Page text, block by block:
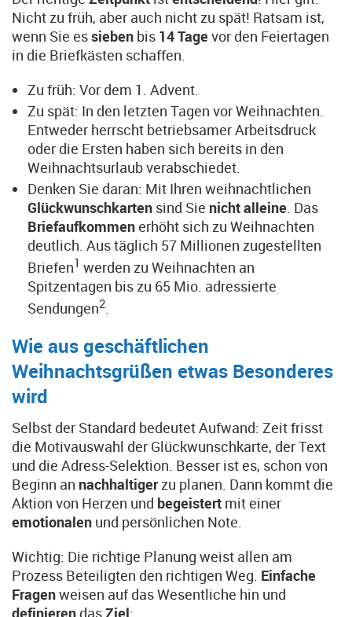
Nicht zu früh, aber auch nicht zu spät! Ratsam ist,
wenn Sie essieben bis 14 Tage vor den Feiertagen
in die Briefkästen schaffen.
Zu früh: Vor dem 1. Advent.
Zu spät: In den letzten Tagen vor Weihnachten.
Entweder herrscht betriebsamer Arbeitsdruck
oder die Ersten haben sich bereits in den
Weihnachtsurlaub verabschiedet.
Denken Sie daran: Mit Ihren weihnachtlichen
Glückwunschkarten sind Sie nichtalleine. Das
Briefaufkommen erhöht sich zu Weihnachten
deutlich. Aus täglich 57 Millionen zugestellten
Briefen1 werden zu Weihnachten an
Spitzentagen bis zu 65 Mio. adressierte
Sendungen2.
Wie aus geschäftlichen
Weihnachtsgrüßen etwas Besonderes
wird
Selbst der Standard bedeutet Aufwand: Zeit frisst
die Motivauswahl der Glückwunschkarte, der Text
und die Adress-Selektion. Besser ist es, schon von
Beginn an nachhaltigerzu planen. Dann kommt die
Aktion von Herzen und begeistert mit einer
emotionalen und persönlichen Note.
Wichtig: Die richtige Planung weist allen am
Prozess Beteiligten den richtigen Weg. Einfache
Fragenweisen auf das Wesentliche hin und
definieren dasZiel: